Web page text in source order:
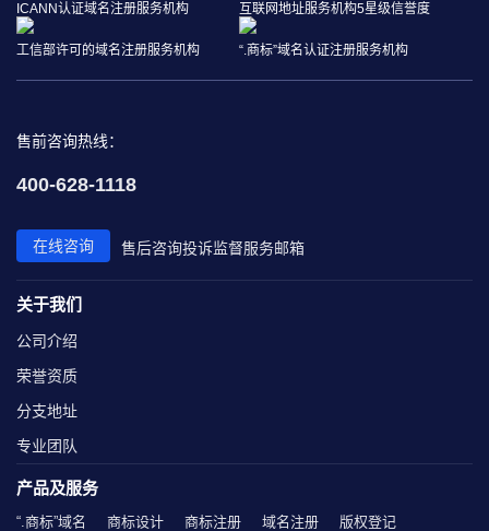
ICANN认证域名注册服务机构 互联网地址服务机构5星级信誉度
工信部许可的域名注册服务机构 “.商标”域名认证注册服务机构
售前咨询热线：
400-628-1118
在线咨询 售后咨询投诉监督服务邮箱
关于我们
公司介绍
荣誉资质
分支地址
专业团队
产品及服务
“.商标”域名 商标设计 商标注册 域名注册 版权登记